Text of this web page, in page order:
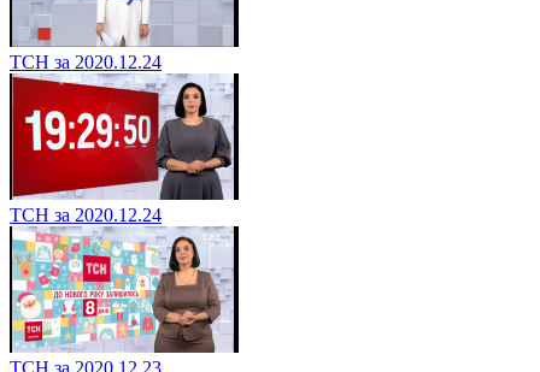
ТСН за 2020.12.24
ТСН за 2020.12.24
ТСН за 2020.12.23